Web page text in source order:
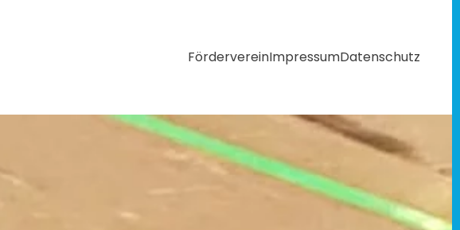
FördervereinImpressumDatenschutz